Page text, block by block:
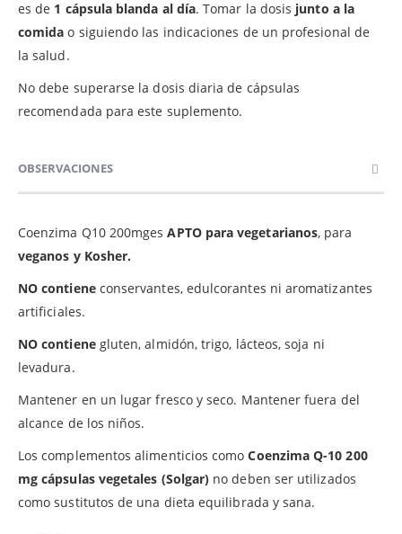
es de 1 cápsula blanda al día. Tomar la dosis junto a la
comida o siguiendo las indicaciones de un profesional de
la salud.
No debe superarse la dosis diaria de cápsulas
recomendada para este suplemento.
OBSERVACIONES
Coenzima Q10 200mgesAPTO para vegetarianos, para
veganos y Kosher.
NO contieneconservantes, edulcorantes ni aromatizantes
artificiales.
NO contienegluten, almidón, trigo, lácteos, soja ni
levadura.
Mantener en un lugar fresco y seco. Mantener fuera del
alcance de los niños.
Los complementos alimenticios comoCoenzima Q-10 200
mg cápsulas vegetales (Solgar) no deben ser utilizados
como sustitutos de una dieta equilibrada y sana.